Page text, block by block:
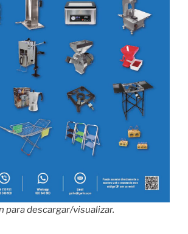
para descargar/visualizar.